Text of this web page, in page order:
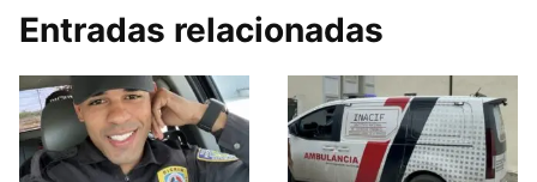
Entradas relacionadas